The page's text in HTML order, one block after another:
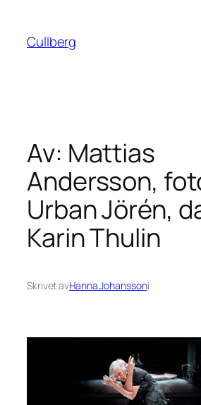
innehåll
Cullberg
Av: Mattias
Andersson,
Urban Jörén,
Karin Thulin
Skrivet avHanna Johanssoni